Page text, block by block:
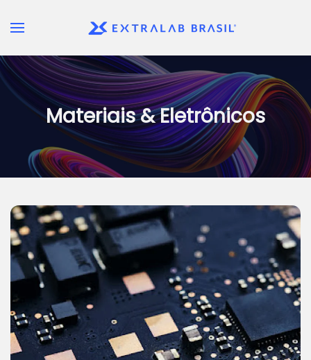
Skip to main content
Materiais & Eletrônicos